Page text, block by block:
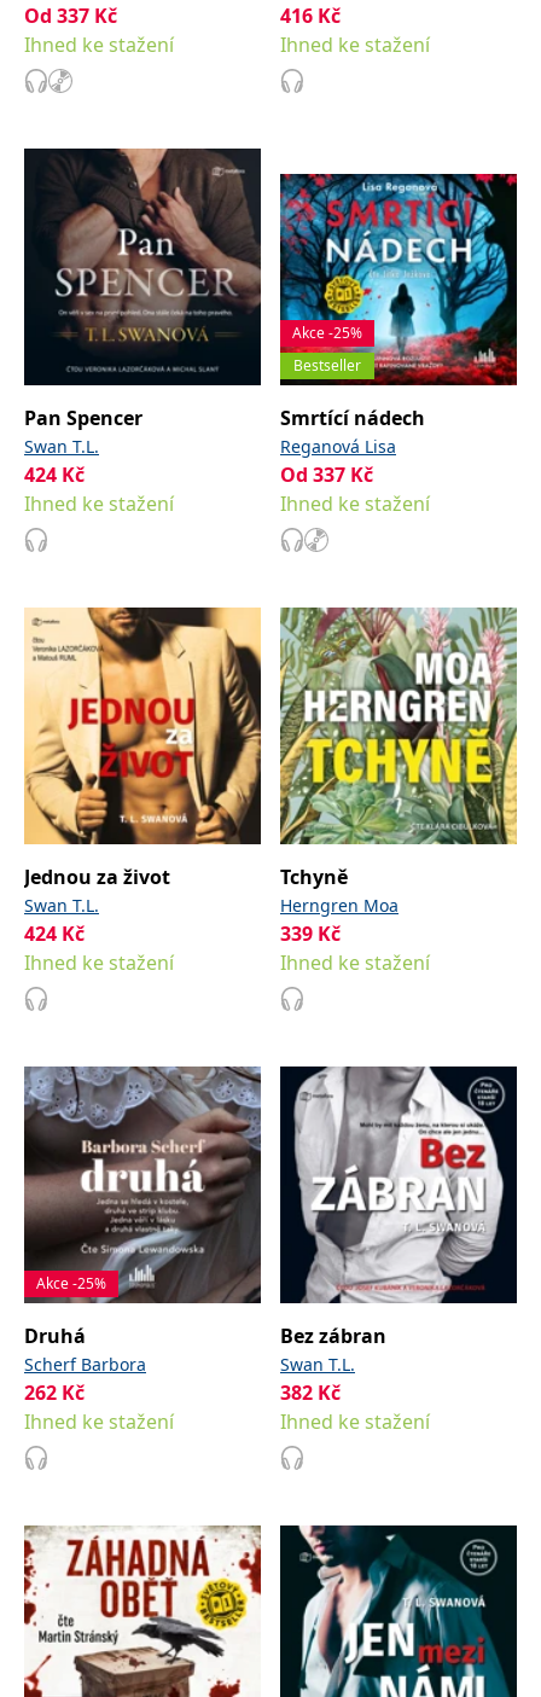
Od 337 Kč
Ihned ke stažení
416 Kč
Ihned ke stažení
Pan Spencer
Swan T.L.
424 Kč
Ihned ke stažení
Akce -25%
Bestseller
Smrtící nádech
Reganová Lisa
Od 337 Kč
Ihned ke stažení
Jednou za život
Swan T.L.
424 Kč
Ihned ke stažení
Tchyně
Herngren Moa
339 Kč
Ihned ke stažení
Akce -25%
Druhá
Scherf Barbora
262 Kč
Ihned ke stažení
Bez zábran
Swan T.L.
382 Kč
Ihned ke stažení